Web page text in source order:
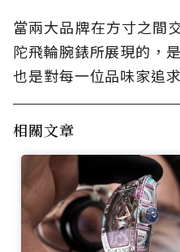
當兩大品牌在方寸之間
陀飛輪腕錶所展現的，
也是對每一位品味家追
相關文章